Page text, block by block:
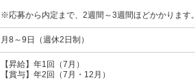
※応募から内定まで、2週間～3週間ほどかかります。
月8～9日（週休2日制）
【昇給】年1回（7月）
【賞与】年2回（7月・12月）